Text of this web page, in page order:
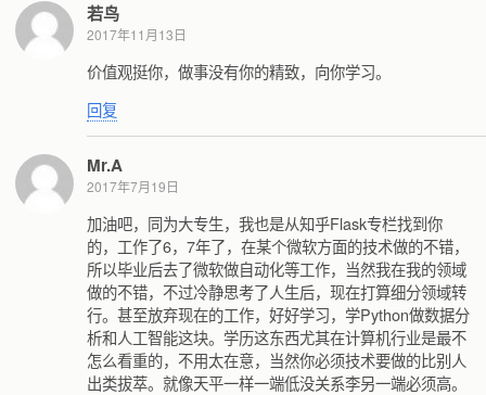
若鸟
2017年11月13日
价值观挺你，做事没有你的精致，向你学习。
回复
Mr.A
2017年7月19日
加油吧，同为大专生，我也是从知乎Flask专栏找到你
的，工作了6，7年了，在某个微软方面的技术做的不错，
所以毕业后去了微软做自动化等工作，当然我在我的领域
做的不错，不过冷静思考了人生后，现在打算细分领域转
行。甚至放弃现在的工作，好好学习，学Python做数据分
析和人工智能这块。学历这东西尤其在计算机行业是最不
怎么看重的，不用太在意，当然你必须技术要做的比别人
出类拔萃。就像天平一样一端低没关系李另一端必须高。